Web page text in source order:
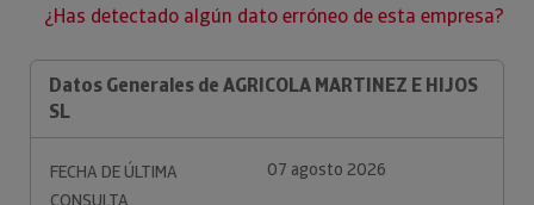
¿Has detectado algún dato erróneo de esta empresa?
Datos Generales de AGRICOLA MARTINEZ E HIJOS
SL
FECHA DE ÚLTIMA
CONSULTA
07 agosto 2026